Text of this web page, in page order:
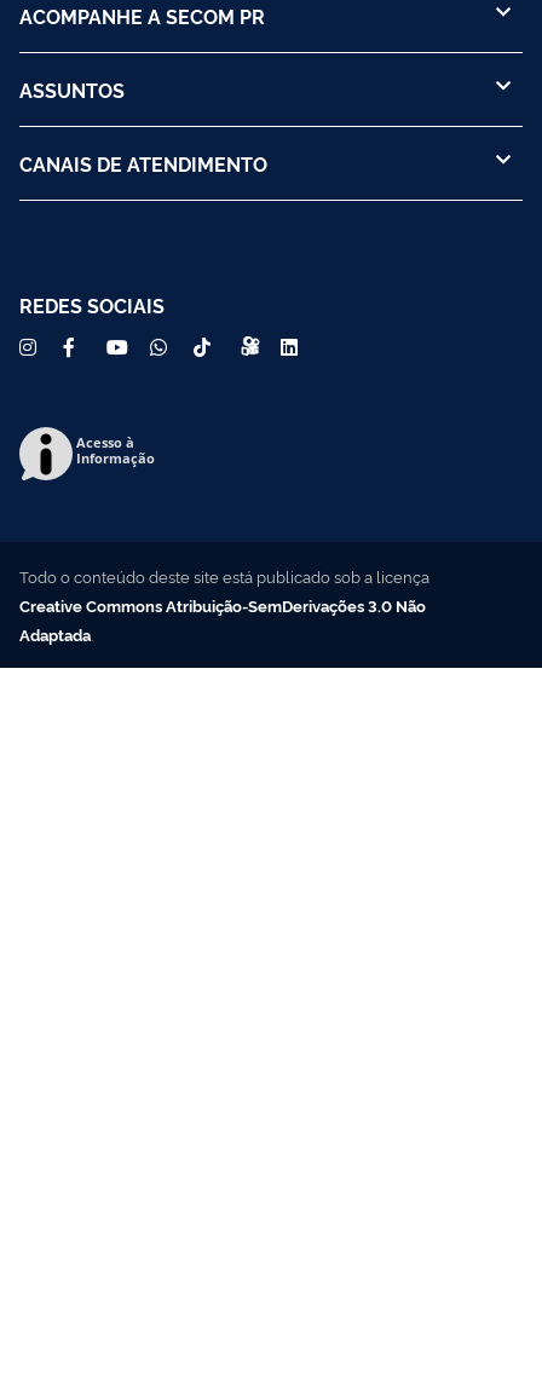
ACOMPANHE A SECOM PR
ASSUNTOS
CANAIS DE ATENDIMENTO
REDES SOCIAIS
Acesso à
Informação
Todo o conteúdo deste site está publicado sob a licença
Creative Commons Atribuição-SemDerivações 3.0 Não
Adaptada